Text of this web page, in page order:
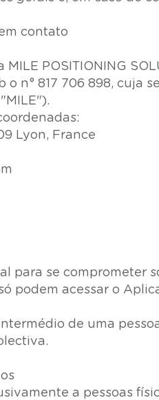
contato
POSITIONING
n° 817 706 898, cuja
Lyon, France
para se comprometer
podem acessar o
de uma
a pessoas